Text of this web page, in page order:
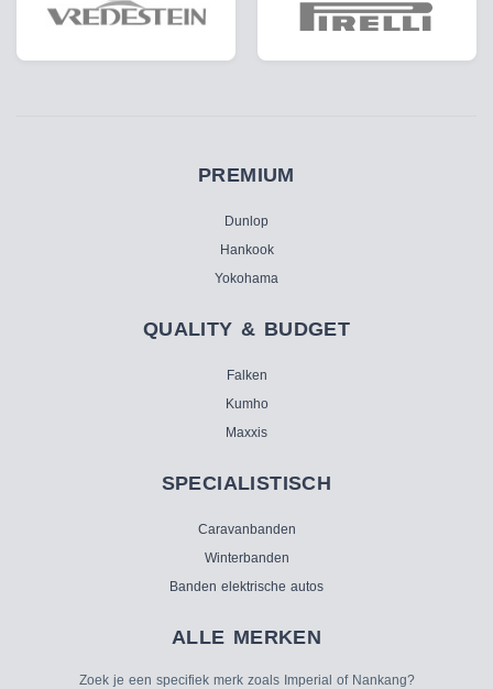
PREMIUM
Dunlop
Hankook
Yokohama
QUALITY & BUDGET
Falken
Kumho
Maxxis
SPECIALISTISCH
Caravanbanden
Winterbanden
Banden elektrische autos
ALLE MERKEN
Zoek je een specifiek merk zoals Imperial of Nankang?